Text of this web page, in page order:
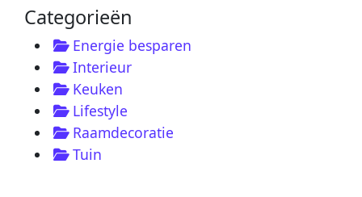
Categorieën
Energie besparen
Interieur
Keuken
Lifestyle
Raamdecoratie
Tuin